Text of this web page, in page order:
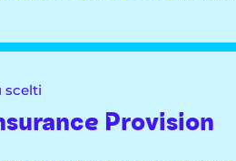
scelti
Provision